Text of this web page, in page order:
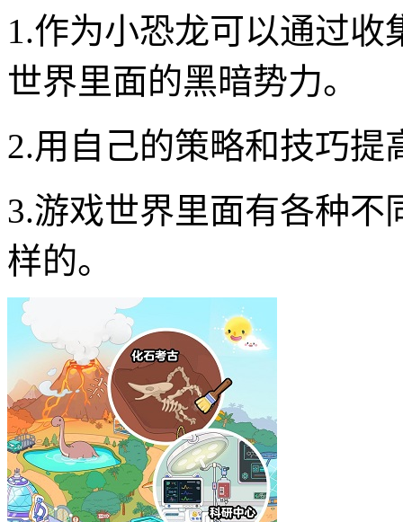
1.作为小恐龙可以通过
世界里面的黑暗势力。
2.用自己的策略和技巧提
3.游戏世界里面有各种
样的。